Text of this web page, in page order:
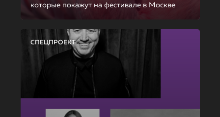
которые покажут на фестивале в Москве
СПЕЦПРОЕКТ